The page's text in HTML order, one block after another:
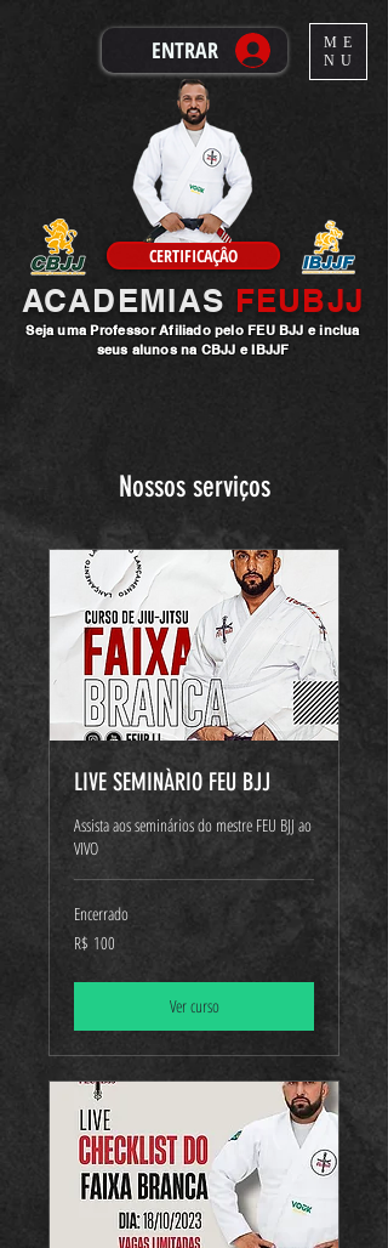
ENTRAR
CERTIFICAÇÂO
ACADEMIAS FEUBJJ
Seja uma ProfessorAfiliado pelo FEU BJJ e inclua
seus alunos na CBJJ e IBJJF
ME
NU
Nossos serviços
LIVE SEMINÀRIO FEU BJJ
Assista aos seminários do mestre FEU BJJ ao
VIVO
Encerrado
100
Reais
R$ 100
Ver curso